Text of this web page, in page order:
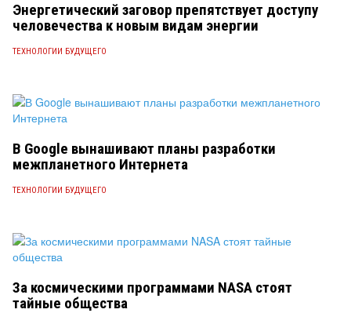
Энергетический заговор препятствует доступу
человечества к новым видам энергии
ТЕХНОЛОГИИ БУДУЩЕГО
В Google вынашивают планы разработки
межпланетного Интернета
ТЕХНОЛОГИИ БУДУЩЕГО
За космическими программами NASA стоят
тайные общества